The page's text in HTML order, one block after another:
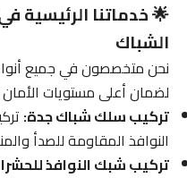
🌟 خدماتنا الرئيسية
الشباك
نحن متخصصون في جميع أنواع
لضمان أعلى مستويات الأمان
تركيب سلك شباك جدة:
النوافذ المقاومة للصدأ
تركيب شبك النوافذ